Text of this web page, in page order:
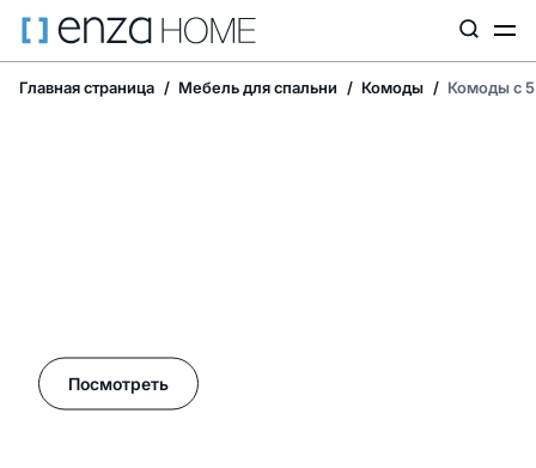
Главная страница Мебель для спальни Комоды Комоды с
Посмотреть